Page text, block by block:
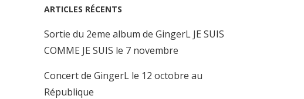
ARTICLES RÉCENTS
Sortie du 2eme album de GingerL JE SUIS
COMME JE SUIS le 7 novembre
Concert de GingerL le 12 octobre au
République